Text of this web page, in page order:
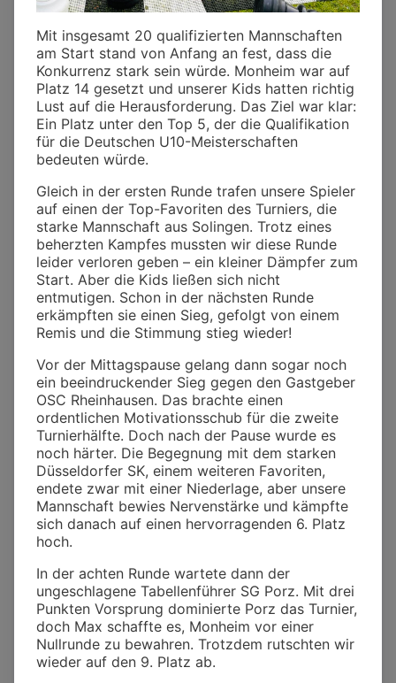
Mit insgesamt 20 qualifizierten Mannschaften
am Start stand von Anfang an fest, dass die
Konkurrenz stark sein würde. Monheim war auf
Platz 14 gesetzt und unserer Kids hatten richtig
Lust auf die Herausforderung. Das Ziel war klar:
Ein Platz unter den Top 5, der die Qualifikation
für die Deutschen U10-Meisterschaften
bedeuten würde.
Gleich in der ersten Runde trafen unsere Spieler
auf einen der Top-Favoriten des Turniers, die
starke Mannschaft aus Solingen. Trotz eines
beherzten Kampfes mussten wir diese Runde
leider verloren geben – ein kleiner Dämpfer zum
Start. Aber die Kids ließen sich nicht
entmutigen. Schon in der nächsten Runde
erkämpften sie einen Sieg, gefolgt von einem
Remis und die Stimmung stieg wieder!
Vor der Mittagspause gelang dann sogar noch
ein beeindruckender Sieg gegen den Gastgeber
OSC Rheinhausen. Das brachte einen
ordentlichen Motivationsschub für die zweite
Turnierhälfte. Doch nach der Pause wurde es
noch härter. Die Begegnung mit dem starken
Düsseldorfer SK, einem weiteren Favoriten,
endete zwar mit einer Niederlage, aber unsere
Mannschaft bewies Nervenstärke und kämpfte
sich danach auf einen hervorragenden 6. Platz
hoch.
In der achten Runde wartete dann der
ungeschlagene Tabellenführer SG Porz. Mit drei
Punkten Vorsprung dominierte Porz das Turnier,
doch Max schaffte es, Monheim vor einer
Nullrunde zu bewahren. Trotzdem rutschten wir
wieder auf den 9. Platz ab.